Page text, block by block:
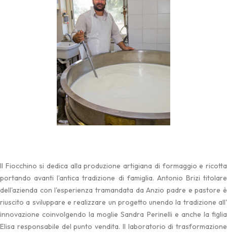
Il Fiocchino si dedica alla produzione artigiana di formaggio e ricotta
portando avanti l’antica tradizione di famiglia. Antonio Brizi titolare
dell'azienda con l'esperienza tramandata da Anzio padre e pastore è
riuscito a sviluppare e realizzare un progetto unendo la tradizione all'
innovazione coinvolgendo la moglie Sandra Perinelli e anche la figlia
Elisa responsabile del punto vendita. Il laboratorio di trasformazione